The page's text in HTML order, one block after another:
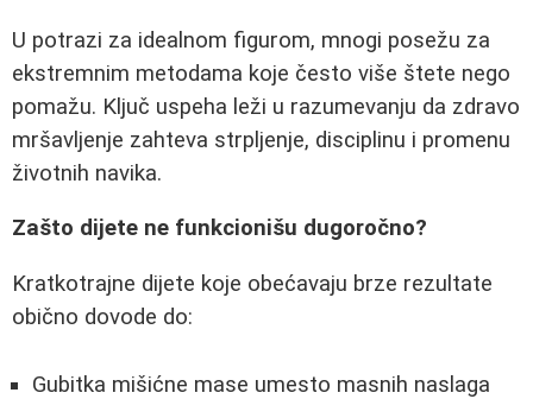
U potrazi za idealnom figurom, mnogi posežu za
ekstremnim metodama koje često više štete nego
pomažu. Ključ uspeha leži u razumevanju da zdravo
mršavljenje zahteva strpljenje, disciplinu i promenu
životnih navika.
Zašto dijete ne funkcionišu dugoročno?
Kratkotrajne dijete koje obećavaju brze rezultate
obično dovode do:
Gubitka mišićne mase umesto masnih naslaga